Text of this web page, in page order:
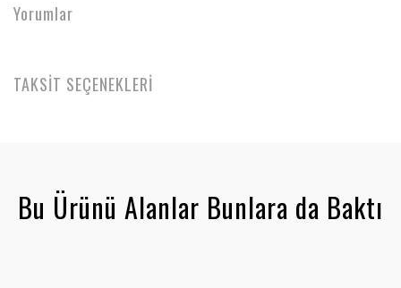
Yorumlar
TAKSİT SEÇENEKLERİ
Bu Ürünü Alanlar Bunlara da Baktı